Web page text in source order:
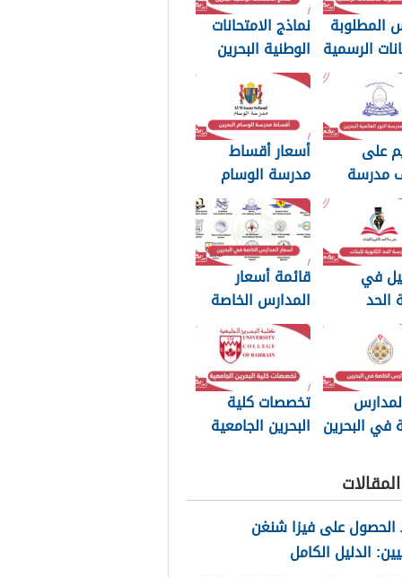
المطلوبة
الرسمية
نماذج الامتحانات
الوطنية البحرين
2025
على
مدرسة
أسعار أقساط
مدرسة الوسام
البحرين 2025
في
الحد
قائمة أسعار
المدارس الخاصة
في البحرين 2025
في البحرين
تخصصات كلية
البحرين الجامعية
على فيزا شنغن
الدليل الكامل